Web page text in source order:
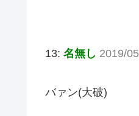
13: 名無し 2019/
バァン(大破)